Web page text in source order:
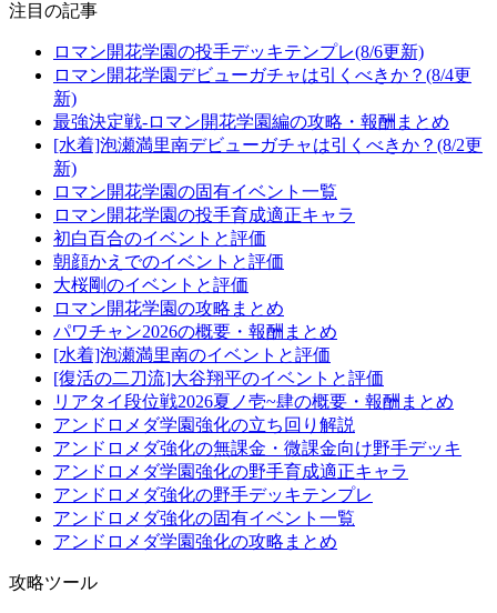
注目の記事
ロマン開花学園の投手デッキテンプレ(8/6更新)
ロマン開花学園デビューガチャは引くべきか？(8/4更
新)
最強決定戦-ロマン開花学園編の攻略・報酬まとめ
[水着]泡瀬満里南デビューガチャは引くべきか？(8/2更
新)
ロマン開花学園の固有イベント一覧
ロマン開花学園の投手育成適正キャラ
初白百合のイベントと評価
朝顔かえでのイベントと評価
大桜剛のイベントと評価
ロマン開花学園の攻略まとめ
パワチャン2026の概要・報酬まとめ
[水着]泡瀬満里南のイベントと評価
[復活の二刀流]大谷翔平のイベントと評価
リアタイ段位戦2026夏ノ壱~肆の概要・報酬まとめ
アンドロメダ学園強化の立ち回り解説
アンドロメダ強化の無課金・微課金向け野手デッキ
アンドロメダ学園強化の野手育成適正キャラ
アンドロメダ強化の野手デッキテンプレ
アンドロメダ強化の固有イベント一覧
アンドロメダ学園強化の攻略まとめ
攻略ツール